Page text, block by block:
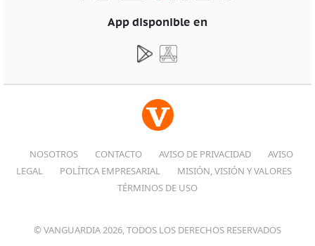
App disponible en
NOSOTROS CONTACTO AVISO DE PRIVACIDAD
AVISO
LEGAL
POLÍTICA EMPRESARIAL
MISIÓN, VISIÓN Y VALORES
TÉRMINOS DE USO
© VANGUARDIA 2026, TODOS LOS DERECHOS RESERVADOS